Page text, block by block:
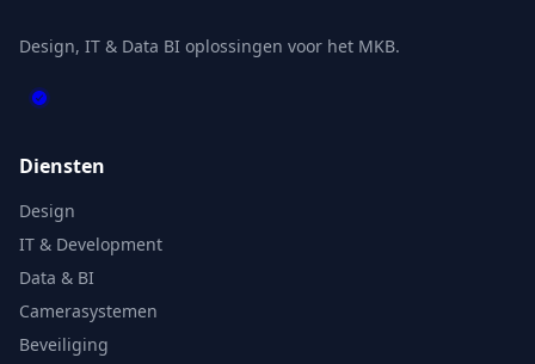
Design, IT & Data BI oplossingen voor het MKB.
Diensten
Design
IT & Development
Data & BI
Camerasystemen
Beveiliging